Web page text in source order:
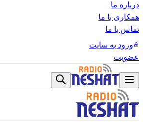
درباره ما
همکاری با ما
تماس با ما
ورود به سایت
عضویت